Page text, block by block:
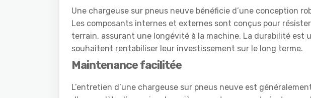
Une chargeuse sur pneus neuve bénéficie d’une conception
Les composants internes et externes sont conçus pour
terrain, assurant une longévité à la machine. La durabilité est
souhaitent rentabiliser leur investissement sur le long terme.
Maintenance facilitée
L’entretien d’une chargeuse sur pneus neuve est